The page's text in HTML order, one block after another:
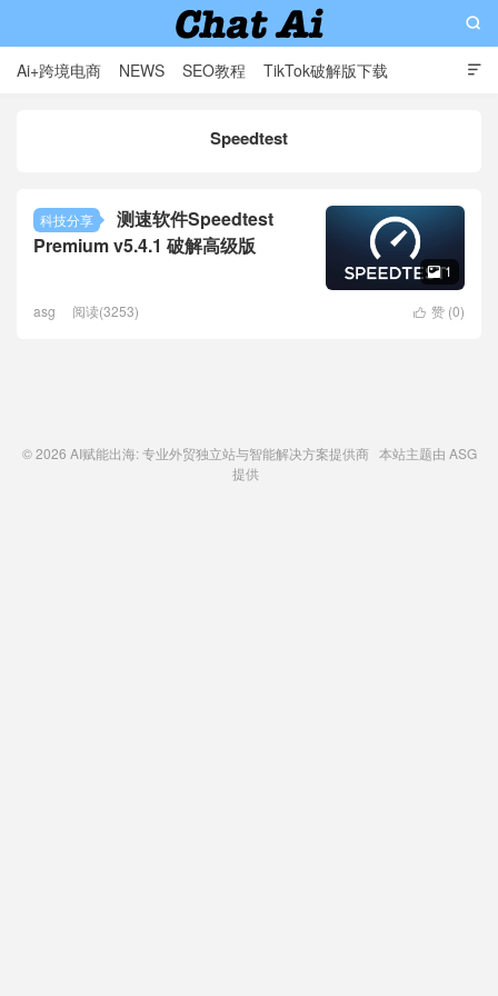

Ai+跨境电商 NEWS SEO教程 TikTok破解版下载

Speedtest
科技分享
测速软件Speedtest
Premium v5.4.1 破解高级版
 1
 赞 (0)
asg 阅读(3253)
© 2026 AI赋能出海: 专业外贸独立站与智能解决方案提供商本站主题由 ASG
提供